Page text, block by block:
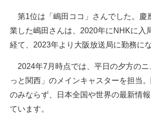
第1位は「嶋田ココ」さんでした。慶
業した嶋田さんは、2020年にNHKに入
経て、2023年より大阪放送局に勤務に
2024年7月時点では、平日の夕方のニ
っと関西」のメインキャスターを担当
のみならず、日本全国や世界の最新情
ています。